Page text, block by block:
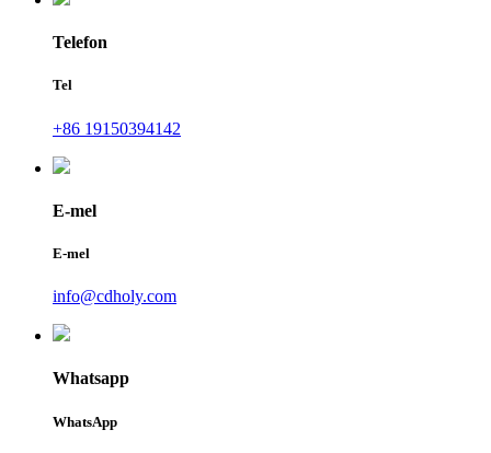
Telefon
Tel
+86 19150394142
E-mel
E-mel
info@cdholy.com
Whatsapp
WhatsApp